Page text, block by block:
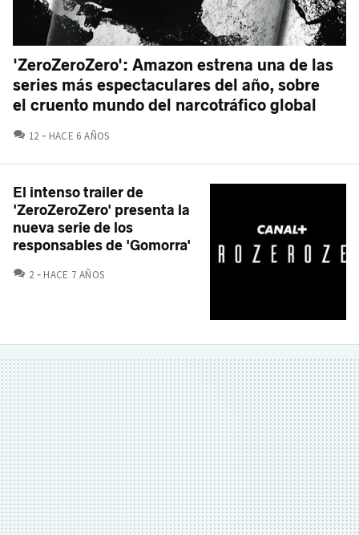
'ZeroZeroZero': Amazon estrena una de las
series más espectaculares del año, sobre
el cruento mundo del narcotráfico global
12 COMENTARIOS
HACE 6 AÑOS
El intenso trailer de
'ZeroZeroZero' presenta la
nueva serie de los
responsables de 'Gomorra'
2 COMENTARIOS
HACE 7 AÑOS